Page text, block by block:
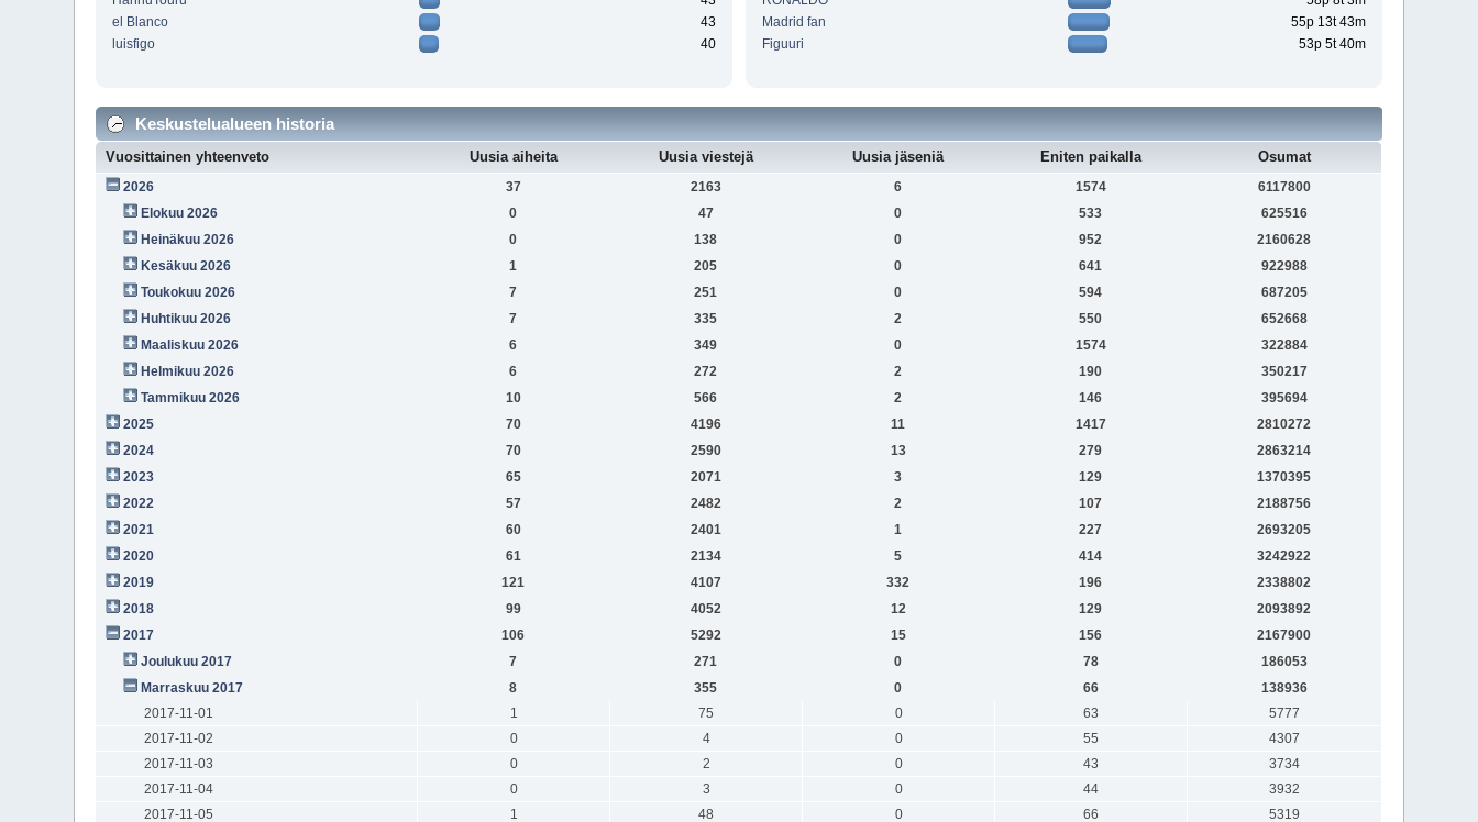
el Blanco
43
luisfigo
40
Madrid fan
55p 13t 43m
Figuuri
53p 5t 40m
Keskustelualueen historia
Vuosittainen yhteenveto Uusia aiheita Uusia viestejä Uusia jäseniä Eniten paikalla Osumat
2026 37 2163 6 1574
6117800
Elokuu 2026
0 47 0 533
625516
Heinäkuu 2026
0 138 0 952
2160628
Kesäkuu 2026
1 205 0 641
922988
Toukokuu 2026
7 251 0 594
687205
Huhtikuu 2026
7 335 2 550
652668
Maaliskuu 2026
6 349 0 1574
322884
Helmikuu 2026
6 272 2 190
350217
Tammikuu 2026
10 566 2 146
395694
2025
70 4196 11 1417
2810272
2024
70 2590 13 279
2863214
2023
65 2071 3 129
1370395
2022
57 2482 2 107
2188756
2021
60 2401 1 227
2693205
2020
61 2134 5 414
3242922
2019
121 4107 332 196
2338802
2018
99 4052 12 129
2093892
2017
106 5292 15 156
2167900
Joulukuu 2017
7 271 0 78
186053
Marraskuu 2017
8 355 0 66
138936
2017-11-01
1 75 0 63
5777
2017-11-02
0 4 0 55
4307
2017-11-03
0 2 0 43
3734
2017-11-04
0 3 0 44
3932
2017-11-05
1 48 0 66
5319